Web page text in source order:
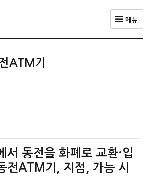
메뉴
ATM기
서 동전을 화폐로 교환·입
전ATM기, 지점, 가능 시